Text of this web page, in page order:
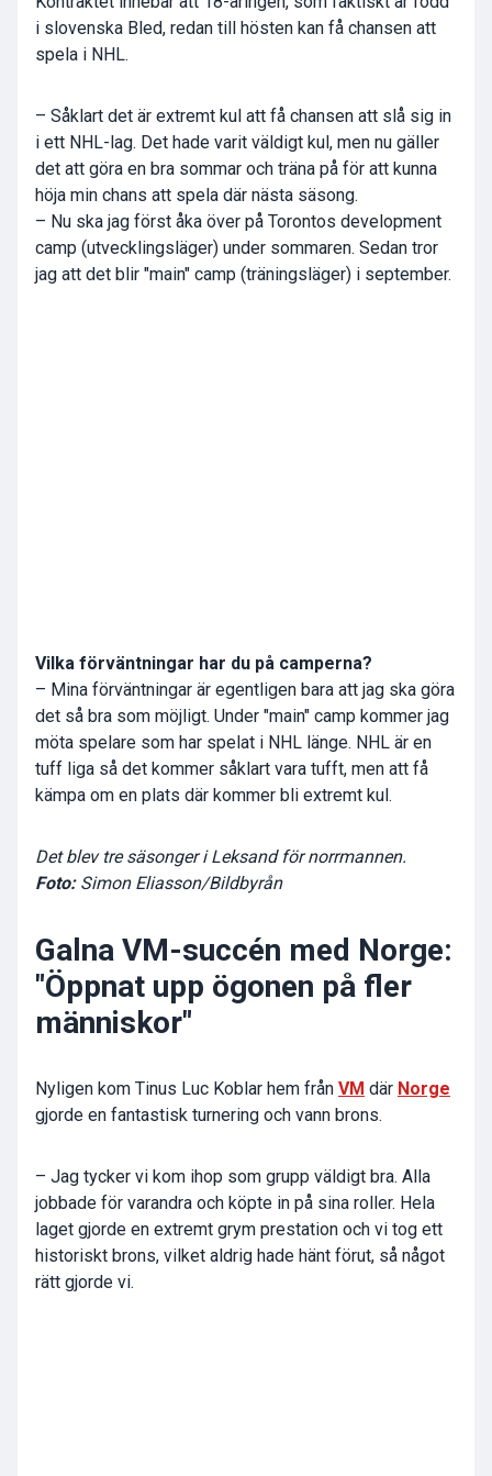
i slovenska Bled, redan till hösten kan få chansen att
spela i NHL.
– Såklart det är extremt kul att få chansen att slå sig in
i ett NHL-lag. Det hade varit väldigt kul, men nu gäller
det att göra en bra sommar och träna på för att kunna
höja min chans att spela där nästa säsong.
– Nu ska jag först åka över på Torontos development
camp (utvecklingsläger) under sommaren. Sedan tror
jag att det blir "main" camp (träningsläger) i september.
Vilka förväntningar har du på camperna?
– Mina förväntningar är egentligen bara att jag ska göra
det så bra som möjligt. Under "main" camp kommer jag
möta spelare som har spelat i NHL länge. NHL är en
tuff liga så det kommer såklart vara tufft, men att få
kämpa om en plats där kommer bli extremt kul.
Det blev tre säsonger i Leksand för norrmannen.
Foto: Simon Eliasson/Bildbyrån
Galna VM-succén med Norge:
"Öppnat upp ögonen på fler
människor"
Nyligen kom Tinus Luc Koblar hem från VM där Norge
gjorde en fantastisk turnering och vann brons.
– Jag tycker vi kom ihop som grupp väldigt bra. Alla
jobbade för varandra och köpte in på sina roller. Hela
laget gjorde en extremt grym prestation och vi tog ett
historiskt brons, vilket aldrig hade hänt förut, så något
rätt gjorde vi.